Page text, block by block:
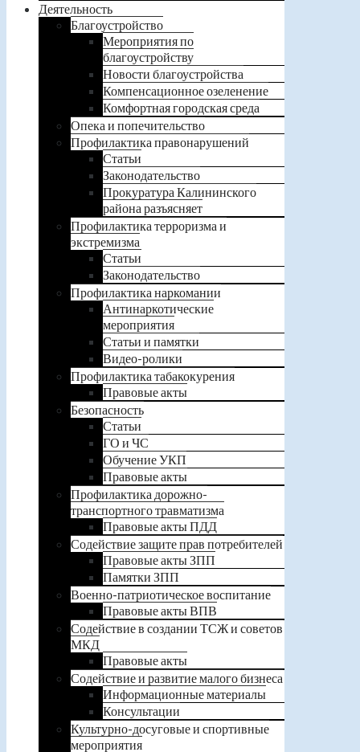
Деятельность
Благоустройство
Мероприятия по
благоустройству
Новости благоустройства
Компенсационное озеленение
Комфортная городская среда
Опека и попечительство
Профилактика правонарушений
Статьи
Законодательство
Прокуратура Калининского
района разъясняет
Профилактика терроризма и
экстремизма
Статьи
Законодательство
Профилактика наркомании
Антинаркотические
мероприятия
Статьи и памятки
Видео-ролики
Профилактика табакокурения
Правовые акты
Безопасность
Статьи
ГО и ЧС
Обучение УКП
Правовые акты
Профилактика дорожно-
транспортного травматизма
Правовые акты ПДД
Содействие защите прав потребителей
Правовые акты ЗПП
Памятки ЗПП
Военно-патриотическое воспитание
Правовые акты ВПВ
Содействие в создании ТСЖ и советов
МКД
Правовые акты
Содействие и развитие малого бизнеса
Информационные материалы
Консультации
Культурно-досуговые и спортивные
мероприятия